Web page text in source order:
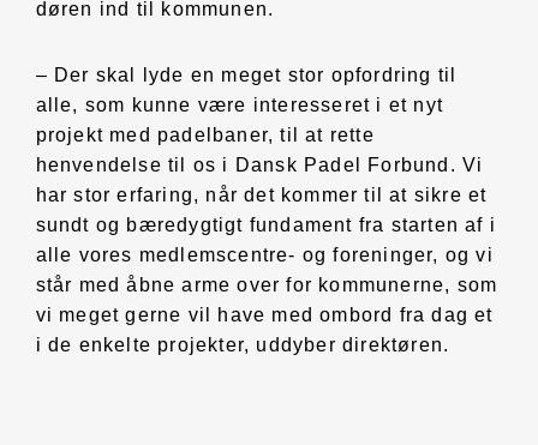
døren ind til kommunen.
– Der skal lyde en meget stor opfordring til
alle, som kunne være interesseret i et nyt
projekt med padelbaner, til at rette
henvendelse til os i Dansk Padel Forbund. Vi
har stor erfaring, når det kommer til at sikre et
sundt og bæredygtigt fundament fra starten af i
alle vores medlemscentre- og foreninger, og vi
står med åbne arme over for kommunerne, som
vi meget gerne vil have med ombord fra dag et
i de enkelte projekter, uddyber direktøren.